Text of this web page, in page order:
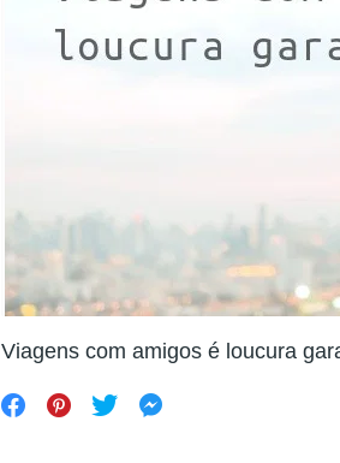
Viagens com amigos é loucura